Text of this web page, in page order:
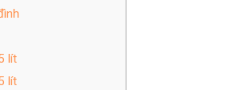
lít
lít